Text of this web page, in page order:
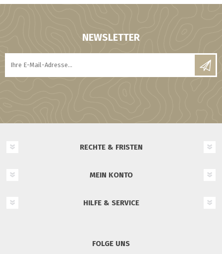
NEWSLETTER
RECHTE & FRISTEN
MEIN KONTO
HILFE & SERVICE
FOLGE UNS